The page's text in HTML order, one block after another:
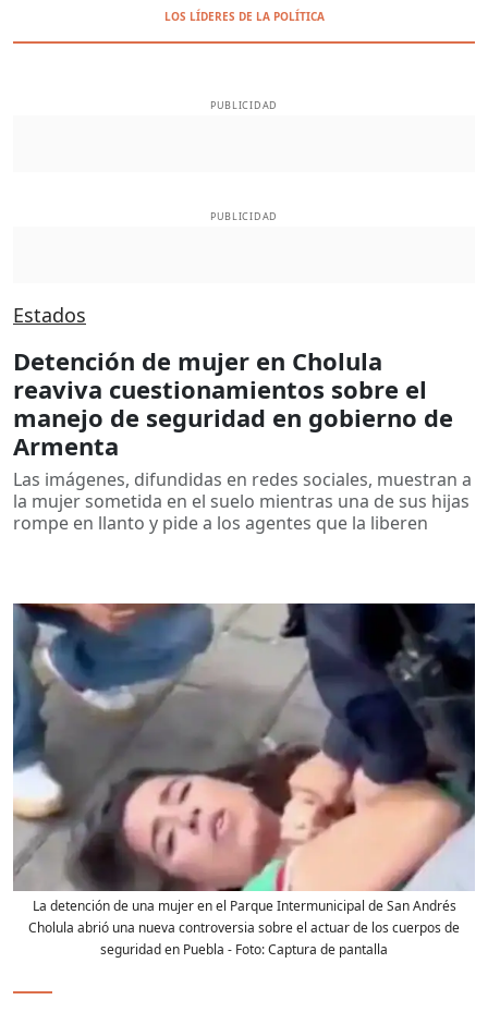
LOS LÍDERES DE LA POLÍTICA
PUBLICIDAD
PUBLICIDAD
Estados
Detención de mujer en Cholula
reaviva cuestionamientos sobre el
manejo de seguridad en gobierno de
Armenta
Las imágenes, difundidas en redes sociales, muestran a
la mujer sometida en el suelo mientras una de sus hijas
rompe en llanto y pide a los agentes que la liberen
La detención de una mujer en el Parque Intermunicipal de San Andrés
Cholula abrió una nueva controversia sobre el actuar de los cuerpos de
seguridad en Puebla - Foto:Captura de pantalla